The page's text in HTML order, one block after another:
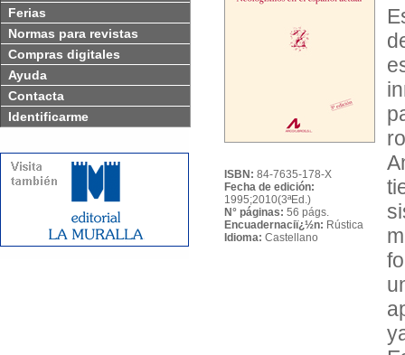
Ferias
Normas para revistas
Compras digitales
Ayuda
Contacta
Identificarme
ISBN: 84-7635-178-X
Fecha de edición:
1995;2010(3ªEd.)
N° páginas: 56 págs.
Encuadernaciï¿½n: Rústica
Idioma: Castellano